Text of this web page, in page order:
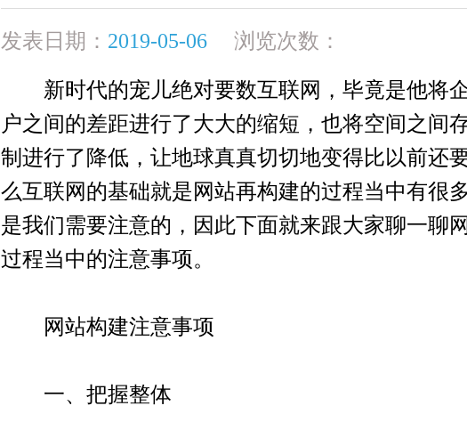
发表日期： 2019-05-06 浏览次数：
新时代的宠儿绝对要数互联网，毕竟是他将
户之间的差距进行了大大的缩短，也将空间之间
制进行了降低，让地球真真切切地变得比以前还
么互联网的基础就是网站再构建的过程当中有很
是我们需要注意的，因此下面就来跟大家聊一聊
过程当中的注意事项。
网站构建注意事项
一、把握整体